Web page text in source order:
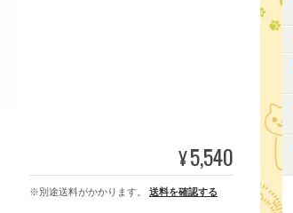
¥5,540
※別途送料がかかります。 送料を確認する